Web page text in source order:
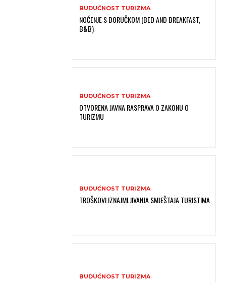
BUDUĆNOST TURIZMA
NOĆENJE S DORUČKOM (BED AND BREAKFAST,
B&B)
BUDUĆNOST TURIZMA
OTVORENA JAVNA RASPRAVA O ZAKONU O
TURIZMU
BUDUĆNOST TURIZMA
TROŠKOVI IZNAJMLJIVANJA SMJEŠTAJA TURISTIMA
BUDUĆNOST TURIZMA